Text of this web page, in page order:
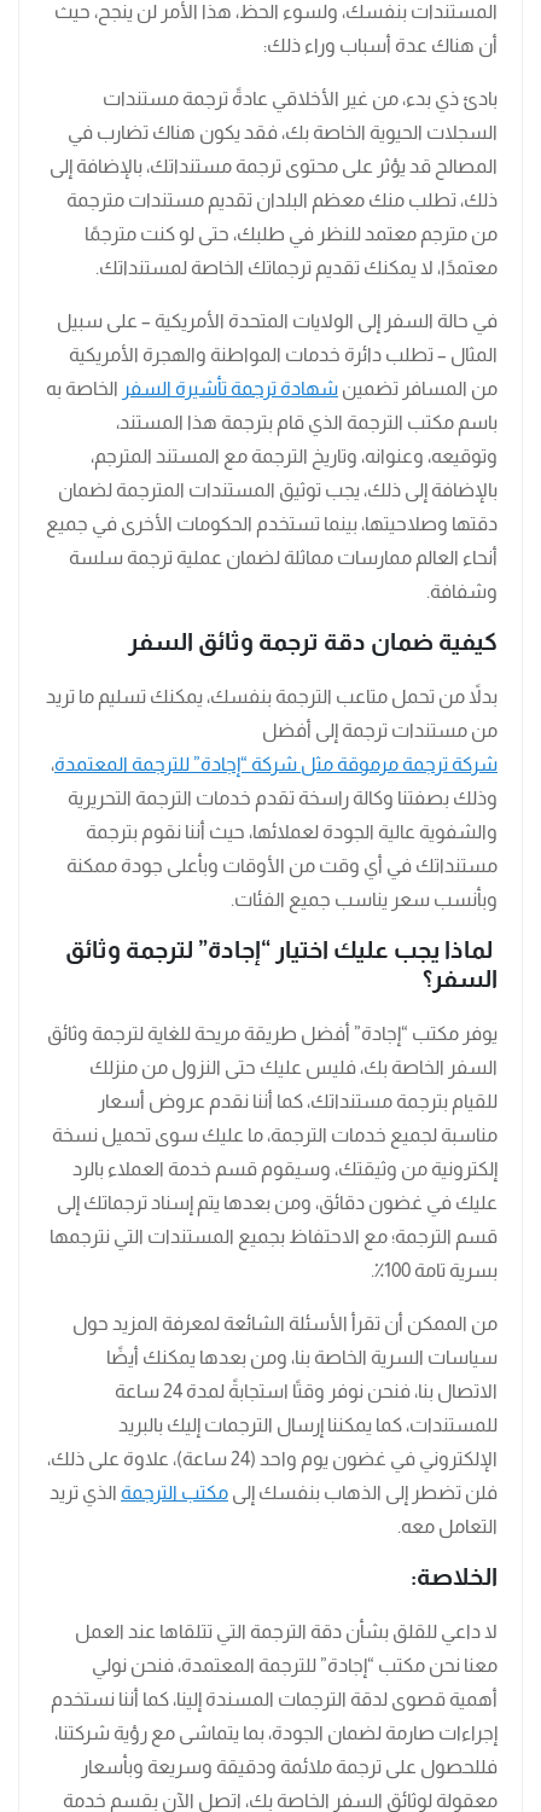
المستندات بنفسك، ولسوء الحظ، هذا الأمر لن ينجح، حيث
أن هناك عدة أسباب وراء ذلك:
بادئ ذي بدء، من غير الأخلاقي عادةً ترجمة مستندات
السجلات الحيوية الخاصة بك، فقد يكون هناك تضارب في
المصالح قد يؤثر على محتوى ترجمة مستنداتك، بالإضافة إلى
ذلك، تطلب منك معظم البلدان تقديم مستندات مترجمة
من مترجم معتمد للنظر في طلبك، حتى لو كنت مترجمًا
معتمدًا، لا يمكنك تقديم ترجماتك الخاصة لمستنداتك.
في حالة السفر إلى الولايات المتحدة الأمريكية – على سبيل
المثال – تطلب دائرة خدمات المواطنة والهجرة الأمريكية
من المسافر تضمين شهادة ترجمة تأشيرة السفر الخاصة به
باسم مكتب الترجمة الذي قام بترجمة هذا المستند،
وتوقيعه، وعنوانه، وتاريخ الترجمة مع المستند المترجم،
بالإضافة إلى ذلك، يجب توثيق المستندات المترجمة لضمان
دقتها وصلاحيتها، بينما تستخدم الحكومات الأخرى في جميع
أنحاء العالم ممارسات مماثلة لضمان عملية ترجمة سلسة
وشفافة.
كيفية ضمان دقة ترجمة وثائق السفر
بدلاً من تحمل متاعب الترجمة بنفسك، يمكنك تسليم ما تريد
من مستندات ترجمة إلى أفضل
شركة ترجمة مرموقة مثل شركة “إجادة” للترجمة المعتمدة،
وذلك بصفتنا وكالة راسخة تقدم خدمات الترجمة التحريرية
والشفوية عالية الجودة لعملائها، حيث أننا نقوم بترجمة
مستنداتك في أي وقت من الأوقات وبأعلى جودة ممكنة
وبأنسب سعر يناسب جميع الفئات.
لماذا يجب عليك اختيار “إجادة” لترجمة وثائق
السفر؟
يوفر مكتب “إجادة” أفضل طريقة مريحة للغاية لترجمة وثائق
السفر الخاصة بك، فليس عليك حتى النزول من منزلك
للقيام بترجمة مستنداتك، كما أننا نقدم عروض أسعار
مناسبة لجميع خدمات الترجمة، ما عليك سوى تحميل نسخة
إلكترونية من وثيقتك، وسيقوم قسم خدمة العملاء بالرد
عليك في غضون دقائق، ومن بعدها يتم إسناد ترجماتك إلى
قسم الترجمة؛ مع الاحتفاظ بجميع المستندات التي نترجمها
بسرية تامة 100٪.
من الممكن أن تقرأ الأسئلة الشائعة لمعرفة المزيد حول
سياسات السرية الخاصة بنا، ومن بعدها يمكنك أيضًا
الاتصال بنا، فنحن نوفر وقتًا استجابةً لمدة 24 ساعة
للمستندات، كما يمكننا إرسال الترجمات إليك بالبريد
الإلكتروني في غضون يوم واحد (24 ساعة)، علاوة على ذلك،
فلن تضطر إلى الذهاب بنفسك إلى مكتب الترجمة الذي تريد
التعامل معه.
الخلاصة:
لا داعي للقلق بشأن دقة الترجمة التي تتلقاها عند العمل
معنا نحن مكتب “إجادة” للترجمة المعتمدة، فنحن نولي
أهمية قصوى لدقة الترجمات المسندة إلينا، كما أننا نستخدم
إجراءات صارمة لضمان الجودة، بما يتماشى مع رؤية شركتنا،
فللحصول على ترجمة ملائمة ودقيقة وسريعة وبأسعار
معقولة لوثائق السفر الخاصة بك، اتصل الآن بقسم خدمة